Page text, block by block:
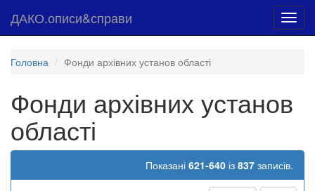
ДАКО.описи&справи
Головна Фонди архівних установ області
Фонди архівних установ
області
Показані 621-640 із 837 записів.